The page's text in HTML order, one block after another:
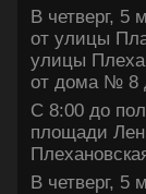
В четверг, 5
от улицы
улицы
от дοма № 8
С 8:00 дο
плοщади
В четверг, 5